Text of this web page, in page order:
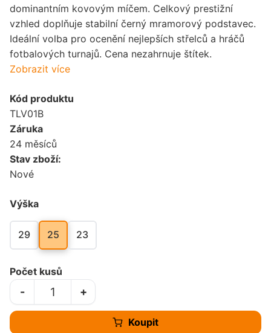
dominantním kovovým míčem. Celkový prestižní
vzhled doplňuje stabilní černý mramorový podstavec.
Ideální volba pro ocenění nejlepších střelců a hráčů
fotbalových turnajů. Cena nezahrnuje štítek.
Zobrazit více
Kód produktu
TLV01B
Záruka
24 měsíců
Stav zboží:
Nové
Výška
29 25 23
Koupit
Počet kusů
+
-